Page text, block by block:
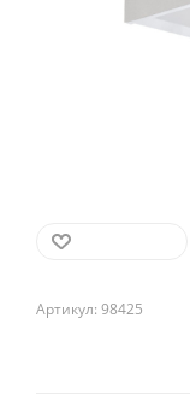
Артикул: 98425